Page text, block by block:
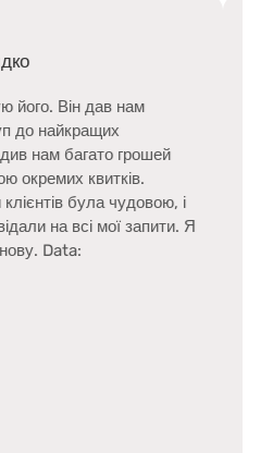
Я точно рекомендую його. Він
пріоритетний доступ до
атракціонів і заощадив нам
порівняно з покупкою окремих
Команда підтримки клієнтів
вони швидко відповідали на
скористаюся ним знову. Data: